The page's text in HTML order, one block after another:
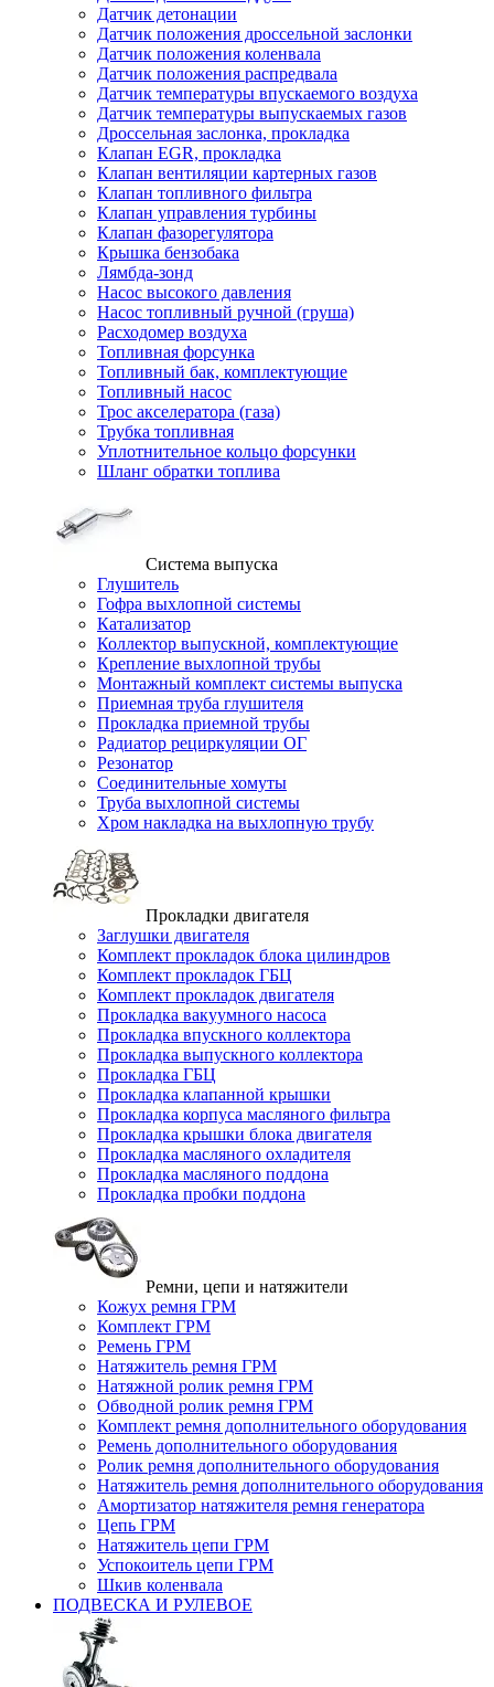
Датчик детонации
Датчик положения дроссельной заслонки
Датчик положения коленвала
Датчик положения распредвала
Датчик температуры впускаемого воздуха
Датчик температуры выпускаемых газов
Дроссельная заслонка, прокладка
Клапан EGR, прокладка
Клапан вентиляции картерных газов
Клапан топливного фильтра
Клапан управления турбины
Клапан фазорегулятора
Крышка бензобака
Лямбда-зонд
Насос высокого давления
Насос топливный ручной (груша)
Расходомер воздуха
Топливная форсунка
Топливный бак, комплектующие
Топливный насос
Трос акселератора (газа)
Трубка топливная
Уплотнительное кольцо форсунки
Шланг обратки топлива
Система выпуска
Глушитель
Гофра выхлопной системы
Катализатор
Коллектор выпускной, комплектующие
Крепление выхлопной трубы
Монтажный комплект системы выпуска
Приемная труба глушителя
Прокладка приемной трубы
Радиатор рециркуляции ОГ
Резонатор
Соединительные хомуты
Труба выхлопной системы
Хром накладка на выхлопную трубу
Прокладки двигателя
Заглушки двигателя
Комплект прокладок блока цилиндров
Комплект прокладок ГБЦ
Комплект прокладок двигателя
Прокладка вакуумного насоса
Прокладка впускного коллектора
Прокладка выпускного коллектора
Прокладка ГБЦ
Прокладка клапанной крышки
Прокладка корпуса масляного фильтра
Прокладка крышки блока двигателя
Прокладка масляного охладителя
Прокладка масляного поддона
Прокладка пробки поддона
Ремни, цепи и натяжители
Кожух ремня ГРМ
Комплект ГРМ
Ремень ГРМ
Натяжитель ремня ГРМ
Натяжной ролик ремня ГРМ
Обводной ролик ремня ГРМ
Комплект ремня дополнительного оборудования
Ремень дополнительного оборудования
Ролик ремня дополнительного оборудования
Натяжитель ремня дополнительного оборудования
Амортизатор натяжителя ремня генератора
Цепь ГРМ
Натяжитель цепи ГРМ
Успокоитель цепи ГРМ
Шкив коленвала
ПОДВЕСКА И РУЛЕВОЕ